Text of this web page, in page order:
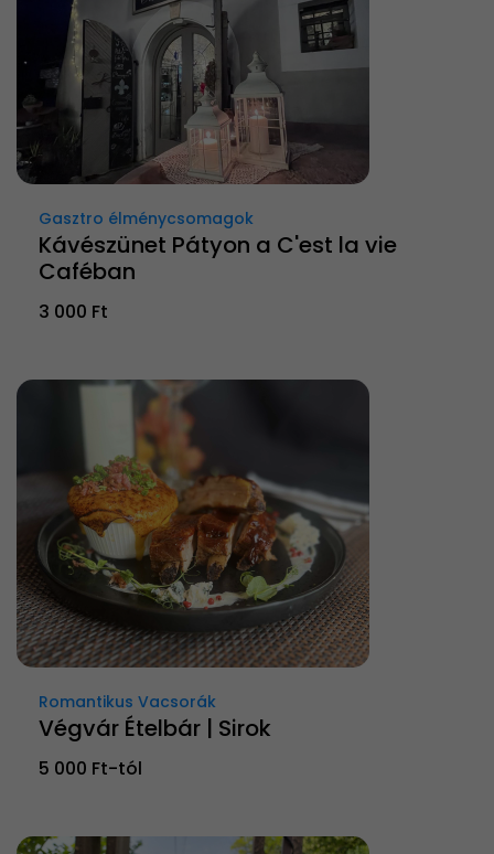
Gasztro élménycsomagok
Kávészünet Pátyon a C'est la vie
Caféban
3 000 Ft
Romantikus Vacsorák
Végvár Ételbár | Sirok
5 000 Ft-tól